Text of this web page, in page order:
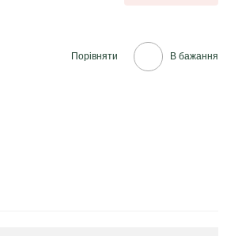
Порівняти В бажання